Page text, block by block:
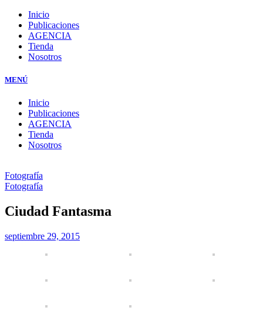
Inicio
Publicaciones
AGENCIA
Tienda
Nosotros
MENÚ
Inicio
Publicaciones
AGENCIA
Tienda
Nosotros
Fotografía
Fotografía
Ciudad Fantasma
septiembre 29, 2015